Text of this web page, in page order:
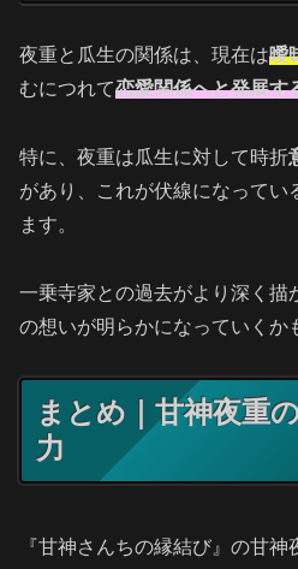
夜重と瓜生の関係は、現在は曖
むにつれて恋愛関係へと発展す
特に、夜重は瓜生に対して時折
があり、これが伏線になってい
ます。
一乗寺家との過去がより深く描
の想いが明らかになっていくか
まとめ｜甘神夜重
力
『甘神さんちの縁結び』の甘